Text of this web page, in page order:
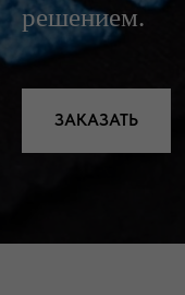
решением.
ЗАКАЗАТЬ